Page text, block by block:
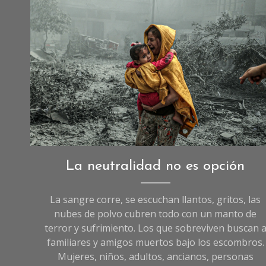
Fotografía: Ali Jadallah/Anadolu vía Getty Images
Opinión
La neutralidad no es opción
La sangre corre, se escuchan llantos, gritos, las
nubes de polvo cubren todo con un manto de
terror y sufrimiento. Los que sobreviven buscan a
familiares y amigos muertos bajo los escombros.
Mujeres, niños, adultos, ancianos, personas